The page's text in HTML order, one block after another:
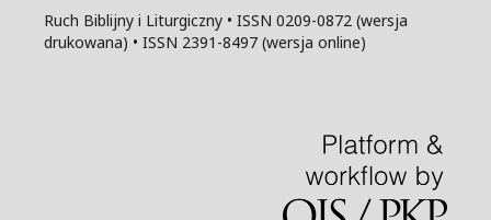
Ruch Biblijny i Liturgiczny • ISSN 0209-0872 (wersja
drukowana) • ISSN 2391-8497 (wersja online)